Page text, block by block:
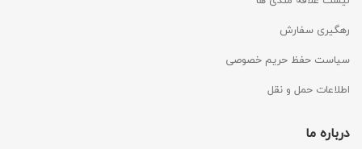
رهگیری سفارش
سیاست حفظ حریم خصوصی
اطلاعات حمل و نقل
درباره ما